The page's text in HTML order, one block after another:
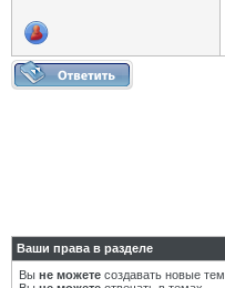
Ваши права в разделе
Вы не можете создавать новые